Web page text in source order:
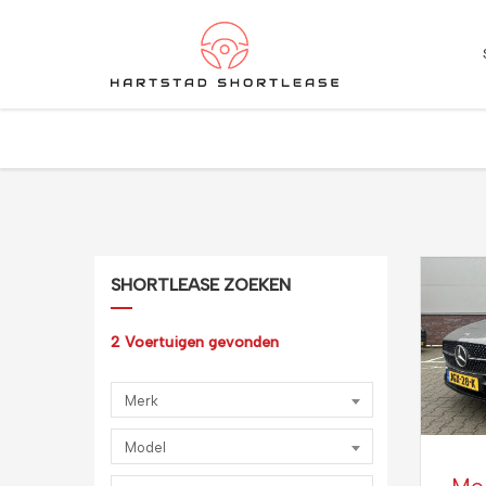
4.5 / 5.0
Maximale flexibiliteit
SHORTLEASE ZOEKEN
2 Voertuigen gevonden
Merk
Model